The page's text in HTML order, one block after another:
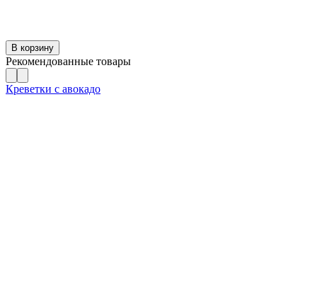
В корзину
Рекомендованные товары
Креветки с авокадо